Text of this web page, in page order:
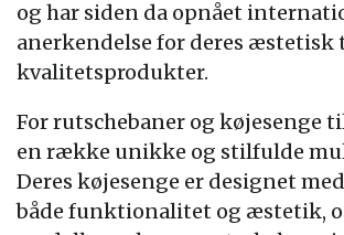
og har siden da opnået
anerkendelse for deres æstetisk
kvalitetsprodukter.
For rutschebaner og køjesenge
en række unikke og stilfulde
Deres køjesenge er designet
både funktionalitet og æstetik,